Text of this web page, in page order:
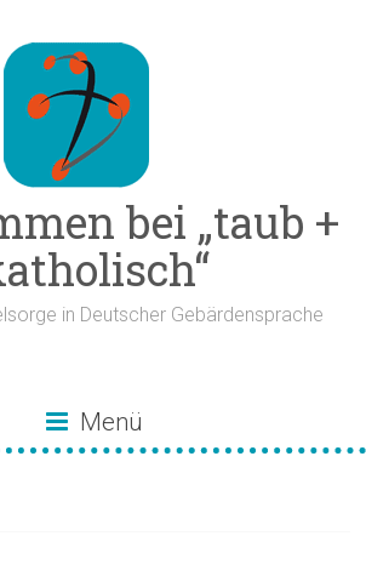
bei „taub +
in Deutscher Gebärdensprache
Menü